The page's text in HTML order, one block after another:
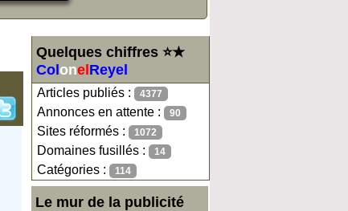
Quelques chiffres ⭐★
Col onel Reyel
Articles publiés : 4377
Annonces en attente : 90
Sites réformés : 1072
Domaines fusillés : 14
Catégories : 114
Le mur de la publicité